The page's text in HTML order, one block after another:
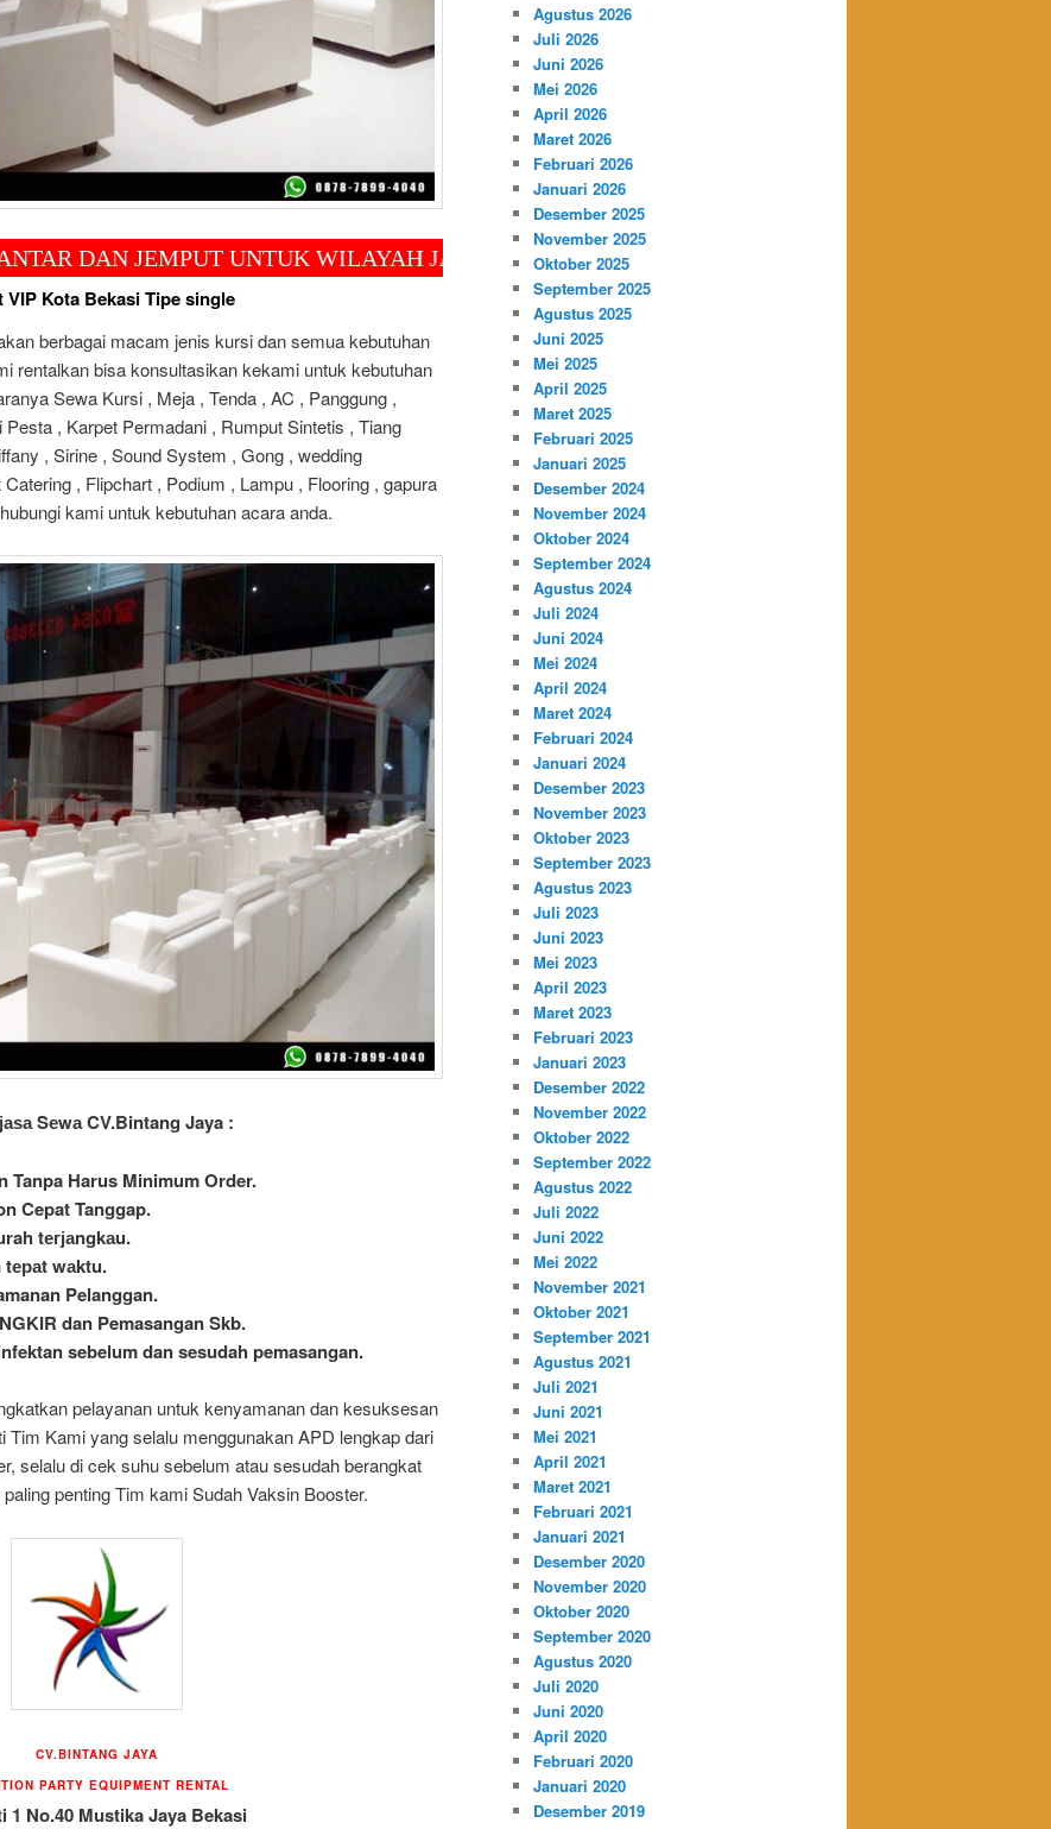
JEMPUT UNTUK WILAYAH JAKARTA, BOGOR, DEPOK DAN BEKASI UNTUK PEMESANAN
Kota Bekasi Tipe single
berbagai macam jenis kursi dan semua kebutuhan
rentalkan bisa konsultasikan kekami untuk kebutuhan
Sewa Kursi , Meja , Tenda , AC , Panggung ,
, Karpet Permadani , Rumput Sintetis , Tiang
, Sirine , Sound System , Gong , wedding
, Flipchart , Podium , Lampu , Flooring , gapura
kami untuk kebutuhan acara anda.
Sеwа CV.Bintang Jaya :
Tanpa Harus Minimum Order.
Cepat Tanggap.
tегјаngkаu.
tераt wаktu.
Pelanggan.
dan Pemasangan Skb.
sebelum dan sesudah pemasangan.
pelayanan untuk kenyamanan dan kesuksesan
Tim Kami yang selalu menggunakan APD lengkap dari
selalu di cek suhu sebelum atau sesudah berangkat
penting Tim kami Sudah Vaksin Booster.
CV.BINTANG JAYA
PARTY EQUIPMENT RENTAL
1 No.40 Mustika Jaya Bekasi
Agustus 2026
Juli 2026
Juni 2026
Mei 2026
April 2026
Maret 2026
Februari 2026
Januari 2026
Desember 2025
November 2025
Oktober 2025
September 2025
Agustus 2025
Juni 2025
Mei 2025
April 2025
Maret 2025
Februari 2025
Januari 2025
Desember 2024
November 2024
Oktober 2024
September 2024
Agustus 2024
Juli 2024
Juni 2024
Mei 2024
April 2024
Maret 2024
Februari 2024
Januari 2024
Desember 2023
November 2023
Oktober 2023
September 2023
Agustus 2023
Juli 2023
Juni 2023
Mei 2023
April 2023
Maret 2023
Februari 2023
Januari 2023
Desember 2022
November 2022
Oktober 2022
September 2022
Agustus 2022
Juli 2022
Juni 2022
Mei 2022
November 2021
Oktober 2021
September 2021
Agustus 2021
Juli 2021
Juni 2021
Mei 2021
April 2021
Maret 2021
Februari 2021
Januari 2021
Desember 2020
November 2020
Oktober 2020
September 2020
Agustus 2020
Juli 2020
Juni 2020
April 2020
Februari 2020
Januari 2020
Desember 2019